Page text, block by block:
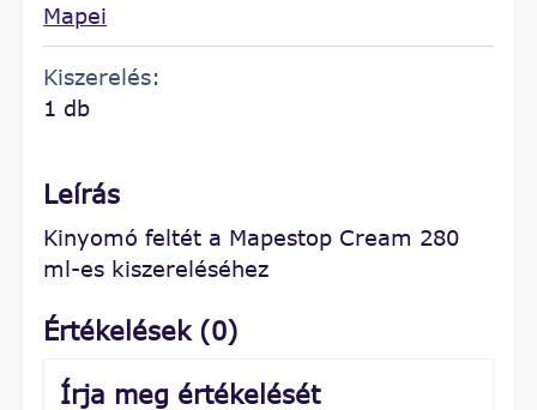
Mapei
Kiszerelés:
1 db
Leírás
Kinyomó feltét a Mapestop Cream 280
ml-es kiszereléséhez
Értékelések (0)
Írja meg értékelését